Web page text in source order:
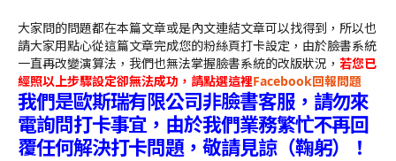
大家問的問題都在本篇文章或是內文連結文章可以找得到，所以也
請大家用點心從這篇文章完成您的粉絲頁打卡設定，由於臉書系統
一直再改變演算法，我們也無法掌握臉書系統的改版狀況， 若您已
經照以上步驟設定卻無法成功，請點選這裡Facebook回報問題
我們是歐斯瑞有限公司非臉書客服， 請勿來
電詢問打卡事宜，由於我們業務繁忙不再回
覆任何解決打卡問題，敬請見諒（鞠躬）！